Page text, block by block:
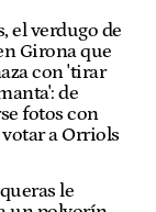
el verdugo de
Girona que
con 'tirar
de
fotos con
votar a Orriols
le